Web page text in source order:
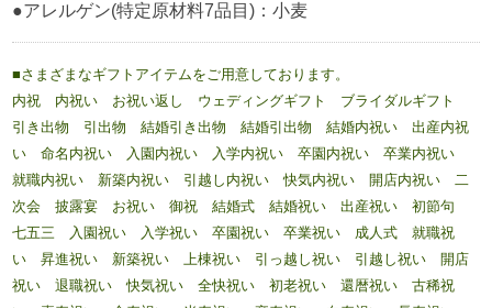
●アレルゲン(特定原材料7品目)：小麦
■さまざまなギフトアイテムをご用意しております。
内祝 内祝い お祝い返し ウェディングギフト ブライダルギフト
引き出物 引出物 結婚引き出物 結婚引出物 結婚内祝い 出産内祝
い 命名内祝い 入園内祝い 入学内祝い 卒園内祝い 卒業内祝い
就職内祝い 新築内祝い 引越し内祝い 快気内祝い 開店内祝い 二
次会 披露宴 お祝い 御祝 結婚式 結婚祝い 出産祝い 初節句
七五三 入園祝い 入学祝い 卒園祝い 卒業祝い 成人式 就職祝
い 昇進祝い 新築祝い 上棟祝い 引っ越し祝い 引越し祝い 開店
祝い 退職祝い 快気祝い 全快祝い 初老祝い 還暦祝い 古稀祝